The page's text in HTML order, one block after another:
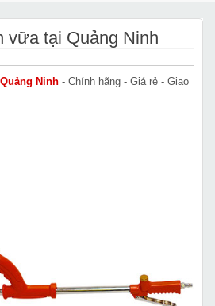
vữa tại Quảng Ninh
Ninh - Chính hãng - Giá rẻ - Giao